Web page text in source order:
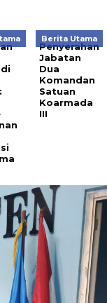
Berita Utama
Penyerahan
Jabatan
Dua
Komandan
Satuan
Koarmada
III